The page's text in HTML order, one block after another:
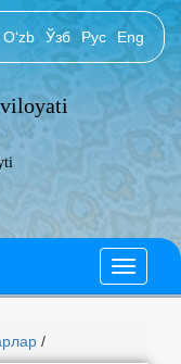
O‘zb Ўзб Рус Eng
viloyati
/